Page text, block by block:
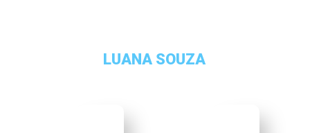
LUANA SOUZA